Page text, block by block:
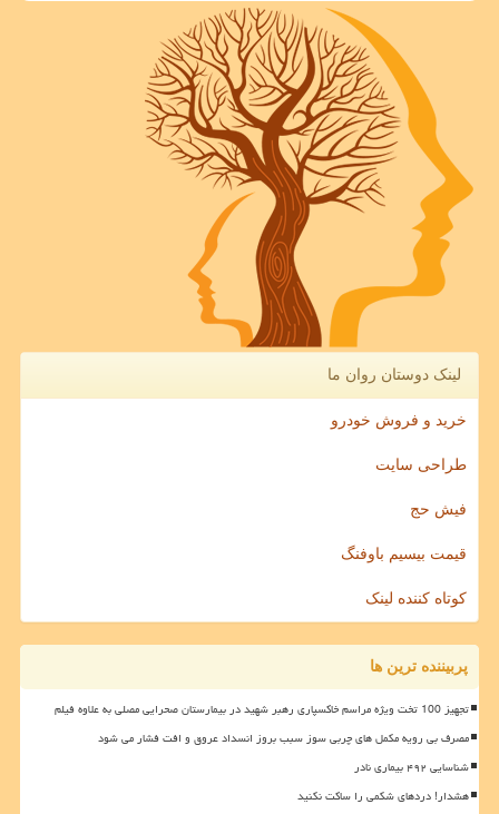
لینک دوستان روان ما
خرید و فروش خودرو
طراحی سایت
فیش حج
قیمت بیسیم باوفنگ
کوتاه کننده لینک
پربیننده ترین ها
تجهیز 100 تخت ویژه مراسم خاکسپاری رهبر شهید در بیمارستان صحرایی مصلی به علاوه فیلم
مصرف بی رویه مکمل های چربی سوز سبب بروز انسداد عروق و افت فشار می شود
شناسایی ۴۹۲ بیماری نادر
هشدار! دردهای شکمی را ساکت نکنید